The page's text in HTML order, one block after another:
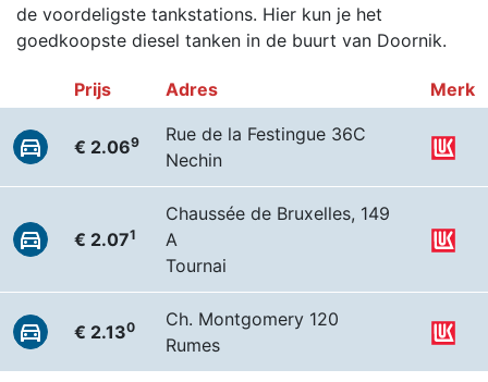
de voordeligste tankstations. Hier kun je het
goedkoopste diesel tanken in de buurt van Doornik.
Prijs Adres Merk
€ 2.069
Rue de la Festingue 36C
Nechin
€ 2.071
Chaussée de Bruxelles, 149
A
Tournai
€ 2.130
Ch. Montgomery 120
Rumes